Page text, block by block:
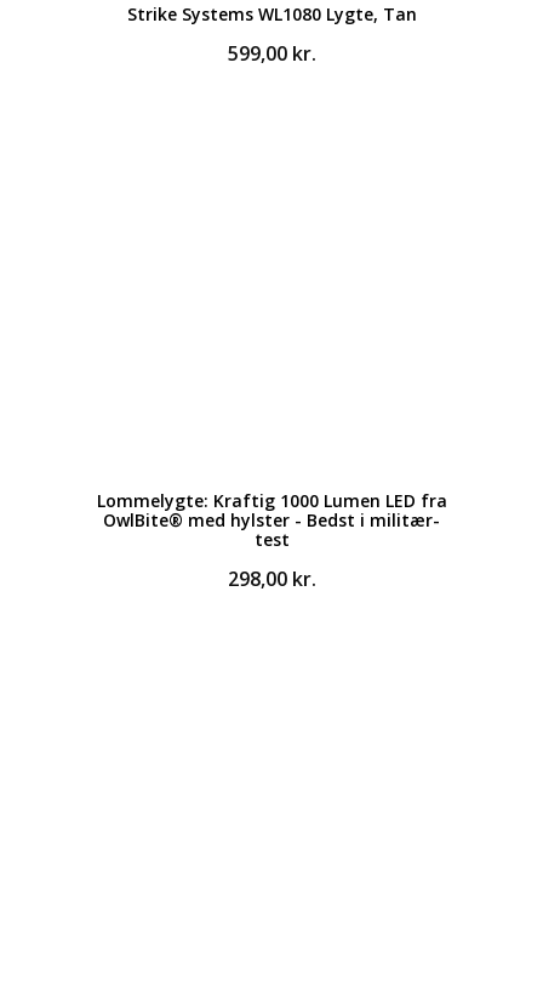
Strike Systems WL1080 Lygte, Tan
599,00 kr.
Lommelygte: Kraftig 1000 Lumen LED fra
OwlBite® med hylster - Bedst i militær-
test
298,00 kr.